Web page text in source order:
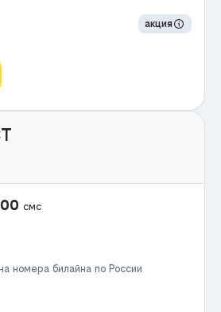
акция
смс
номера билайна по России